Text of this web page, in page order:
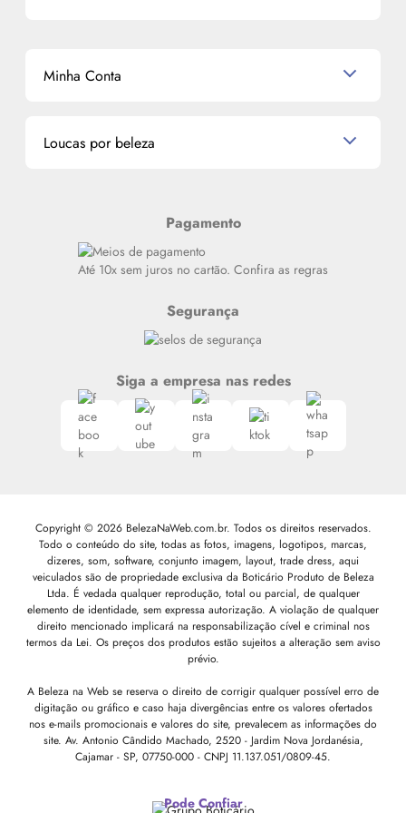
Nossas lojas
La Vie Est Belle Lancôme
Minha Conta
Meus endereços
Loucas por beleza
Siga nosso canal no Whatsapp
Pagamento
Até 10x sem juros no cartão. Confira as regras
Segurança
Siga a empresa nas redes
Copyright © 2026 BelezaNaWeb.com.br. Todos os direitos reservados.
Todo o conteúdo do site, todas as fotos, imagens, logotipos, marcas,
dizeres, som, software, conjunto imagem, layout, trade dress, aqui
veiculados são de propriedade exclusiva da Boticário Produto de Beleza
Ltda. É vedada qualquer reprodução, total ou parcial, de qualquer
elemento de identidade, sem expressa autorização. A violação de qualquer
direito mencionado implicará na responsabilização cível e criminal nos
termos da Lei. Os preços dos produtos estão sujeitos a alteração sem aviso
prévio.
A Beleza na Web se reserva o direito de corrigir qualquer possível erro de
digitação ou gráfico e caso haja divergências entre os valores ofertados
nos e-mails promocionais e valores do site, prevalecem as informações do
site. Av. Antonio Cândido Machado, 2520 - Jardim Nova Jordanésia,
Cajamar - SP, 07750-000 - CNPJ 11.137.051/0809-45.
Pode Confiar